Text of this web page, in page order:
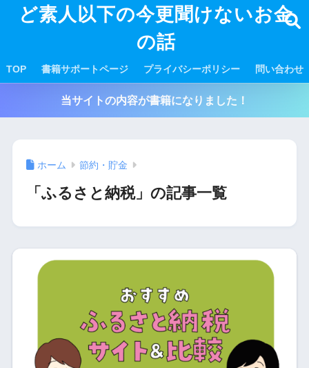
ど素人以下の今更聞けないお金
の話
TOP 書籍サポートページ プライバシーポリシー 問い合わせ
当サイトの内容が書籍になりました！
ホーム 節約・貯金
「ふるさと納税」の記事一覧